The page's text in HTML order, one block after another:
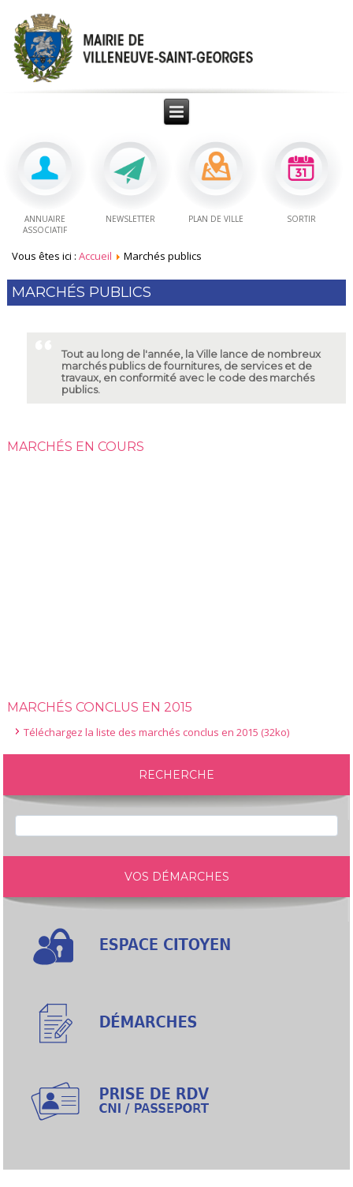
ANNUAIRE
ASSOCIATIF
NEWSLETTER PLAN DE VILLE SORTIR
Vous êtes ici :Accueil Marchés publics
MARCHÉS PUBLICS
Tout au long de l'année, la Ville lance de nombreux
marchés publics de fournitures, de services et de
travaux, en conformité avec le code des marchés
publics.
MARCHÉS EN COURS
MARCHÉS CONCLUS EN 2015
Téléchargez la liste des marchés conclus en 2015 (32ko)
RECHERCHE
VOS DÉMARCHES